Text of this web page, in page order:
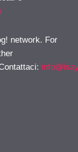
network. For
: